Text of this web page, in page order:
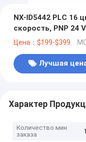
NX-ID5442 PLC 16
скорость, PNP 24
разъем, ширина 12
Цена：$199-$399
Лучшая
Характер
Количество мин
заказа